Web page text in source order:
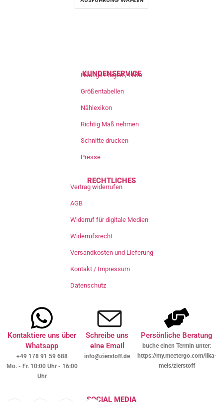
KUNDENSERVICE
Häufige Fragen / Hilfe
Größentabellen
Nählexikon
Richtig Maß nehmen
Schnitte drucken
Presse
RECHTLICHES
Vertrag widerrufen
AGB
Widerruf für digitale Medien
Widerrufsrecht
Versandkosten und Lieferung
Kontakt / Impressum
Datenschutz
Kontaktiere uns über
Whatsapp
+49 178 91 59 688
Mo. - Fr. 10:00 Uhr - 16:00
Uhr
Schreibe uns
eine Email
info@zierstoff.de
Persönliche Beratung
buche einen Termin unter:
https://my.meetergo.com/ilka-
meis/zierstoff
SOCIAL MEDIA